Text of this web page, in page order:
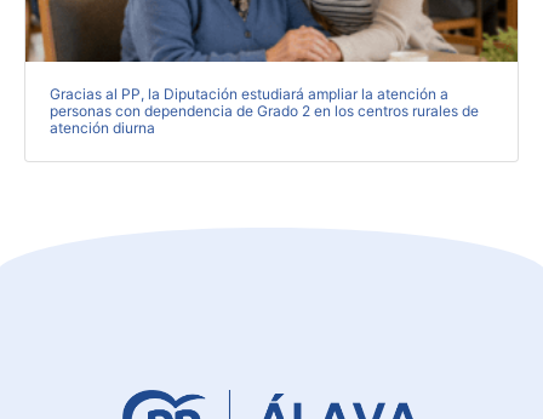
Gracias al PP, la Diputación estudiará ampliar la atención a
personas con dependencia de Grado 2 en los centros rurales de
atención diurna